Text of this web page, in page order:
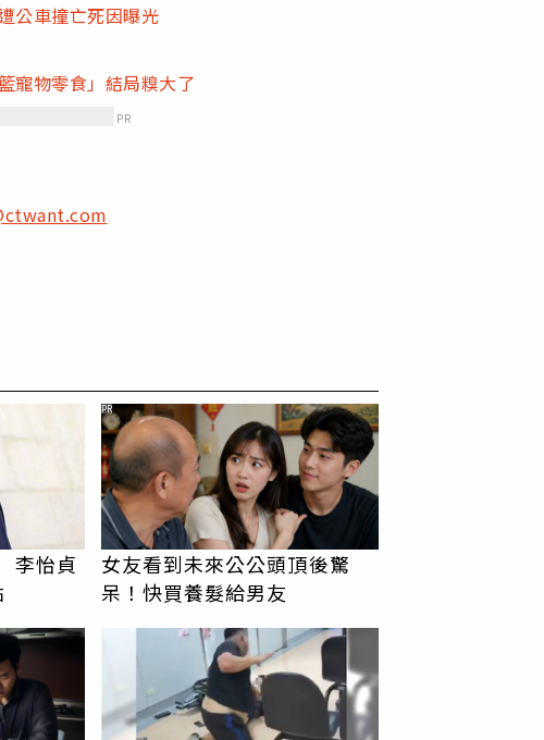
公車撞亡死因曝光
物零食」結局糗大了
PR
李怡貞
女友看到未來公公頭頂後驚
呆！快買養髮給男友
PR